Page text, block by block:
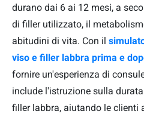
durano dai 6 ai 12 mesi, a
di filler utilizzato, il
abitudini di vita. Con il
viso e filler labbra prima e
fornire un'esperienza di
include l'istruzione sulla
filler labbra, aiutando le clienti